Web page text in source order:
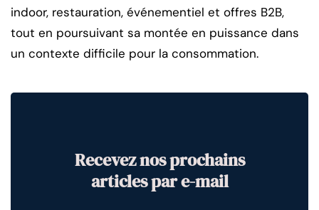
indoor, restauration, événementiel et offres B2B,
tout en poursuivant sa montée en puissance dans
un contexte difficile pour la consommation.
Recevez nos prochains
articles par e-mail